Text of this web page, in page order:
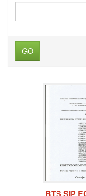
GO
BTS SIP